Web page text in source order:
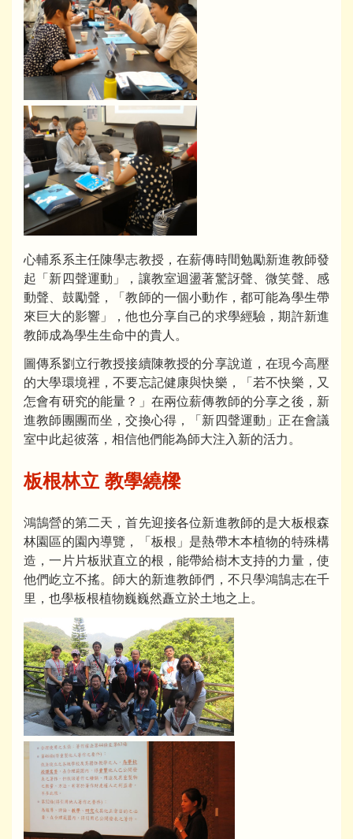
心輔系系主任陳學志教授，在薪傳時間勉勵新進教師發
起「新四聲運動」，讓教室迴盪著驚訝聲、微笑聲、感
動聲、鼓勵聲，「教師的一個小動作，都可能為學生帶
來巨大的影響」，他也分享自己的求學經驗，期許新進
教師成為學生生命中的貴人。
圖傳系劉立行教授接續陳教授的分享說道，在現今高壓
的大學環境裡，不要忘記健康與快樂，「若不快樂，又
怎會有研究的能量？」在兩位薪傳教師的分享之後，新
進教師團團而坐，交換心得，「新四聲運動」正在會議
室中此起彼落，相信他們能為師大注入新的活力。
板根林立 教學繞樑
鴻鵠營的第二天，首先迎接各位新進教師的是大板根森
林園區的園內導覽，「板根」是熱帶木本植物的特殊構
造，一片片板狀直立的根，能帶給樹木支持的力量，使
他們屹立不搖。師大的新進教師們，不只學鴻鵠志在千
里，也學板根植物巍巍然矗立於土地之上。